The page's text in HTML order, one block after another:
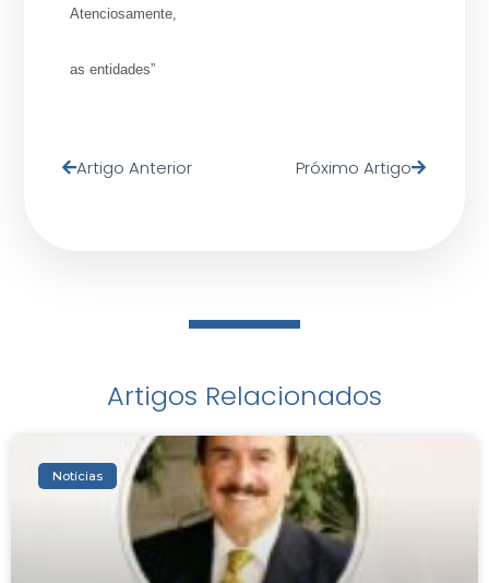
Atenciosamente,
as entidades”
Artigo Anterior Próximo Artigo
Artigos Relacionados
Notícias